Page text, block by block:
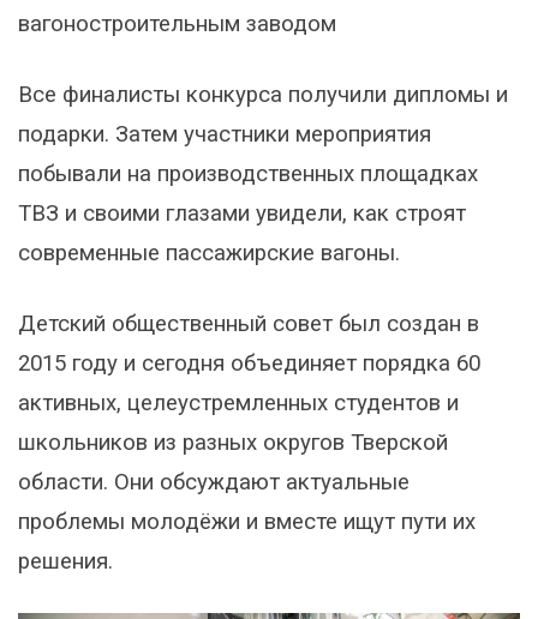
вагоностроительным заводом
Все финалисты конкурса получили дипломы и
подарки. Затем участники мероприятия
побывали на производственных площадках
ТВЗ и своими глазами увидели, как строят
современные пассажирские вагоны.
Детский общественный совет был создан в
2015 году и сегодня объединяет порядка 60
активных, целеустремленных студентов и
школьников из разных округов Тверской
области. Они обсуждают актуальные
проблемы молодёжи и вместе ищут пути их
решения.